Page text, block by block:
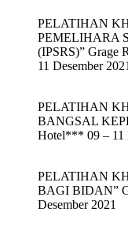
PELATIHAN
PEMELIHARA
(IPSRS)” Grage
11 Desember 2021
PELATIHAN
BANGSAL
Hotel*** 09 – 11
PELATIHAN
BAGI BIDAN”
Desember 2021